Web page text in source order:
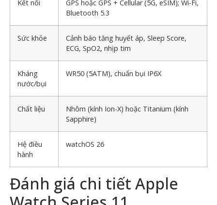
Kết nối
GPS hoặc GPS + Cellular (5G, eSIM); Wi-Fi,
Bluetooth 5.3
Sức khỏe
Cảnh báo tăng huyết áp, Sleep Score,
ECG, SpO2, nhịp tim
Kháng
nước/bụi
WR50 (5ATM), chuẩn bụi IP6X
Chất liệu
Nhôm (kính Ion-X) hoặc Titanium (kính
Sapphire)
Hệ điều
hành
watchOS 26
Đánh giá chi tiết Apple